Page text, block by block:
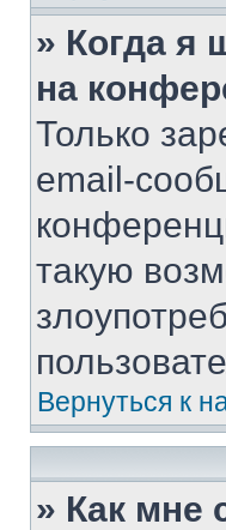
» Когда я
на
Только
email-
такую
Вернуться к
» Как мне